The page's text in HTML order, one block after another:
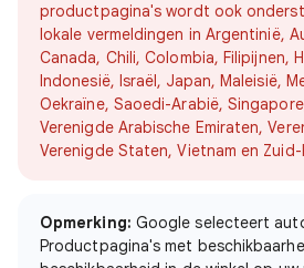
productpagina's wordt ook
lokale vermeldingen in Argentinië,
Canada, Chili, Colombia, Filipijnen,
Indonesië, Israël, Japan, Maleisië,
Oekraïne, Saoedi-Arabië,
Verenigde Arabische Emiraten,
Verenigde Staten, Vietnam en Zuid-
Opmerking: Google selecteert
Productpagina's met